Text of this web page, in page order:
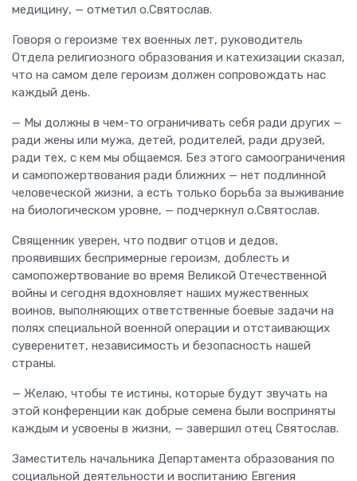
медицину, — отметил о.Святослав.
Говоря о героизме тех военных лет, руководитель
Отдела религиозного образования и катехизации сказал,
что на самом деле героизм должен сопровождать нас
каждый день.
— Мы должны в чем-то ограничивать себя ради других —
ради жены или мужа, детей, родителей, ради друзей,
ради тех, с кем мы общаемся. Без этого самоограничения
и самопожертвования ради ближних — нет подлинной
человеческой жизни, а есть только борьба за выживание
на биологическом уровне, — подчеркнул о.Святослав.
Священник уверен, что подвиг отцов и дедов,
проявивших беспримерные героизм, доблесть и
самопожертвование во время Великой Отечественной
войны и сегодня вдохновляет наших мужественных
воинов, выполняющих ответственные боевые задачи на
полях специальной военной операции и отстаивающих
суверенитет, независимость и безопасность нашей
страны.
— Желаю, чтобы те истины, которые будут звучать на
этой конференции как добрые семена были восприняты
каждым и усвоены в жизни, — завершил отец Святослав.
Заместитель начальника Департамента образования по
социальной деятельности и воспитанию Евгения